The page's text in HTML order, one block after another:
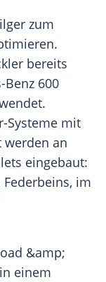
zum
bereits
600
Systeme mit
werden an
eingebaut:
im
&amp;
einem